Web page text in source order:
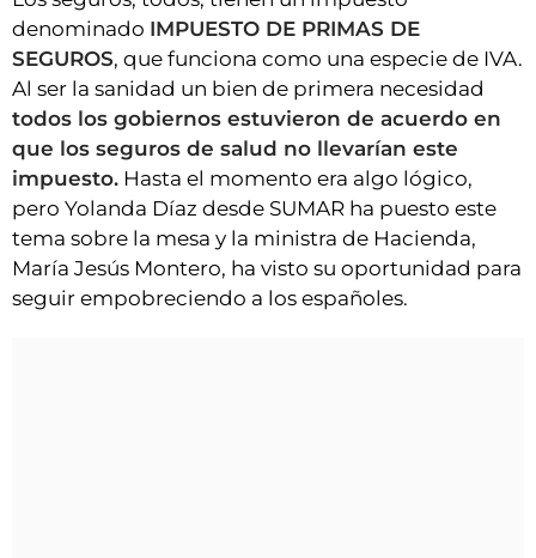
denominado IMPUESTO DE PRIMAS DE
SEGUROS, que funciona como una especie de IVA.
Al ser la sanidad un bien de primera necesidad
todos los gobiernos estuvieron de acuerdo en
que los seguros de salud no llevarían este
impuesto. Hasta el momento era algo lógico,
pero Yolanda Díaz desde SUMAR ha puesto este
tema sobre la mesa y la ministra de Hacienda,
María Jesús Montero, ha visto su oportunidad para
seguir empobreciendo a los españoles.